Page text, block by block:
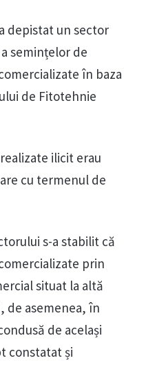
depistat un sector
semințelor de
în baza
de Fitotehnie
ilicit erau
cu termenul de
s-a stabilit că
prin
situat la altă
asemenea, în
de același
constatat și